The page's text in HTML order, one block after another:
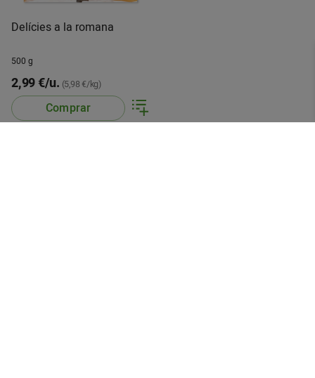
Delícies a la romana
500 g
2,99 €/u. (5,98 €/kg)
Comprar